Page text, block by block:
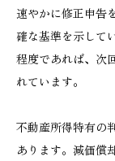
速やかに修正申告
確な基準を示して
程度であれば、次
れています。
不動産所得特有の
あります。減価償